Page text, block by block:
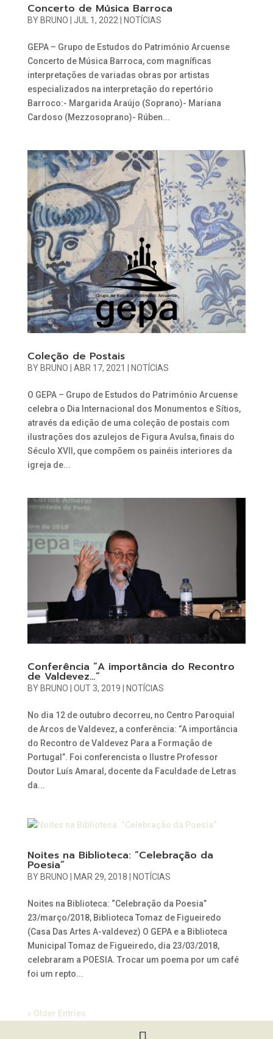
Concerto de Música Barroca
BY BRUNO JUL 1, 2022 NOTÍCIAS
GEPA – Grupo de Estudos do Património Arcuense
Concerto de Música Barroca, com magníficas
interpretações de variadas obras por artistas
especializados na interpretação do repertório
Barroco:- Margarida Araújo (Soprano)- Mariana
Cardoso (Mezzosoprano)- Rúben...
Coleção de Postais
BY BRUNO ABR 17, 2021 NOTÍCIAS
O GEPA – Grupo de Estudos do Património Arcuense
celebra o Dia Internacional dos Monumentos e Sítios,
através da edição de uma coleção de postais com
ilustrações dos azulejos de Figura Avulsa, finais do
Século XVII, que compõem os painéis interiores da
igreja de...
Conferência “A importância do Recontro
de Valdevez…”
BY BRUNO OUT 3, 2019 NOTÍCIAS
No dia 12 de outubro decorreu, no Centro Paroquial
de Arcos de Valdevez, a conferência: “A importância
do Recontro de Valdevez Para a Formação de
Portugal”. Foi conferencista o Ilustre Professor
Doutor Luís Amaral, docente da Faculdade de Letras
da...
Noites na Biblioteca: “Celebração da
Poesia”
BY BRUNO MAR 29, 2018 NOTÍCIAS
Noites na Biblioteca: “Celebração da Poesia”
23/março/2018, Biblioteca Tomaz de Figueiredo
(Casa Das Artes A-valdevez) O GEPA e a Biblioteca
Municipal Tomaz de Figueiredo, dia 23/03/2018,
celebraram a POESIA. Trocar um poema por um café
foi um repto...
« Older Entries